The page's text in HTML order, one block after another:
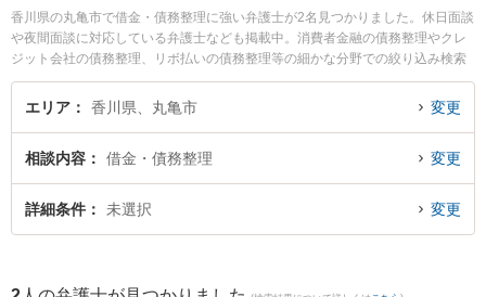
香川県の丸亀市で借金・債務整理に強い弁護士が2名見つかりました。休日面談
や夜間面談に対応している弁護士なども掲載中。消費者金融の債務整理やクレ
ジット会社の債務整理、リボ払いの債務整理等の細かな分野での絞り込み検索
もでき便利です。特にはるかぜ法律事務所の柳浦 清文弁護士や丸亀みらい法律
事務所の久保田 仁弁護士のプロフィール情報や弁護士費用、強みなどが注目さ
くの弁護士を検索したい』『初回相談無料で借金・債務整理を法律相談できる
丸亀市内の弁護士に相談予約したい』などでお困りの相談者さんにおすすめで
す。
エリア 香川県、丸亀市 変更
相談内容 借金・債務整理 変更
詳細条件 未選択 変更